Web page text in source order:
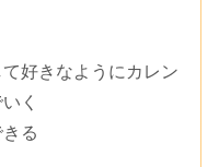
好きなようにカレン
く
る